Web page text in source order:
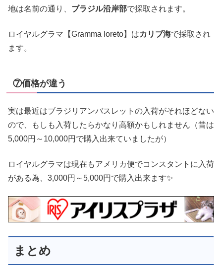
地は名前の通り、 ブラジル沿岸部で採取されます。
ロイヤルグラマ【Gramma loreto】はカリブ海で採取され
ます。
⑦価格が違う
実は最近はブラジリアンバスレットの入荷がそれほどない
ので、もしも入荷したらかなり高額かもしれません（昔は
5,000円～10,000円で購入出来ていましたが）
ロイヤルグラマは現在もアメリカ便でコンスタントに入荷
がある為、3,000円～5,000円で購入出来ます✨
まとめ